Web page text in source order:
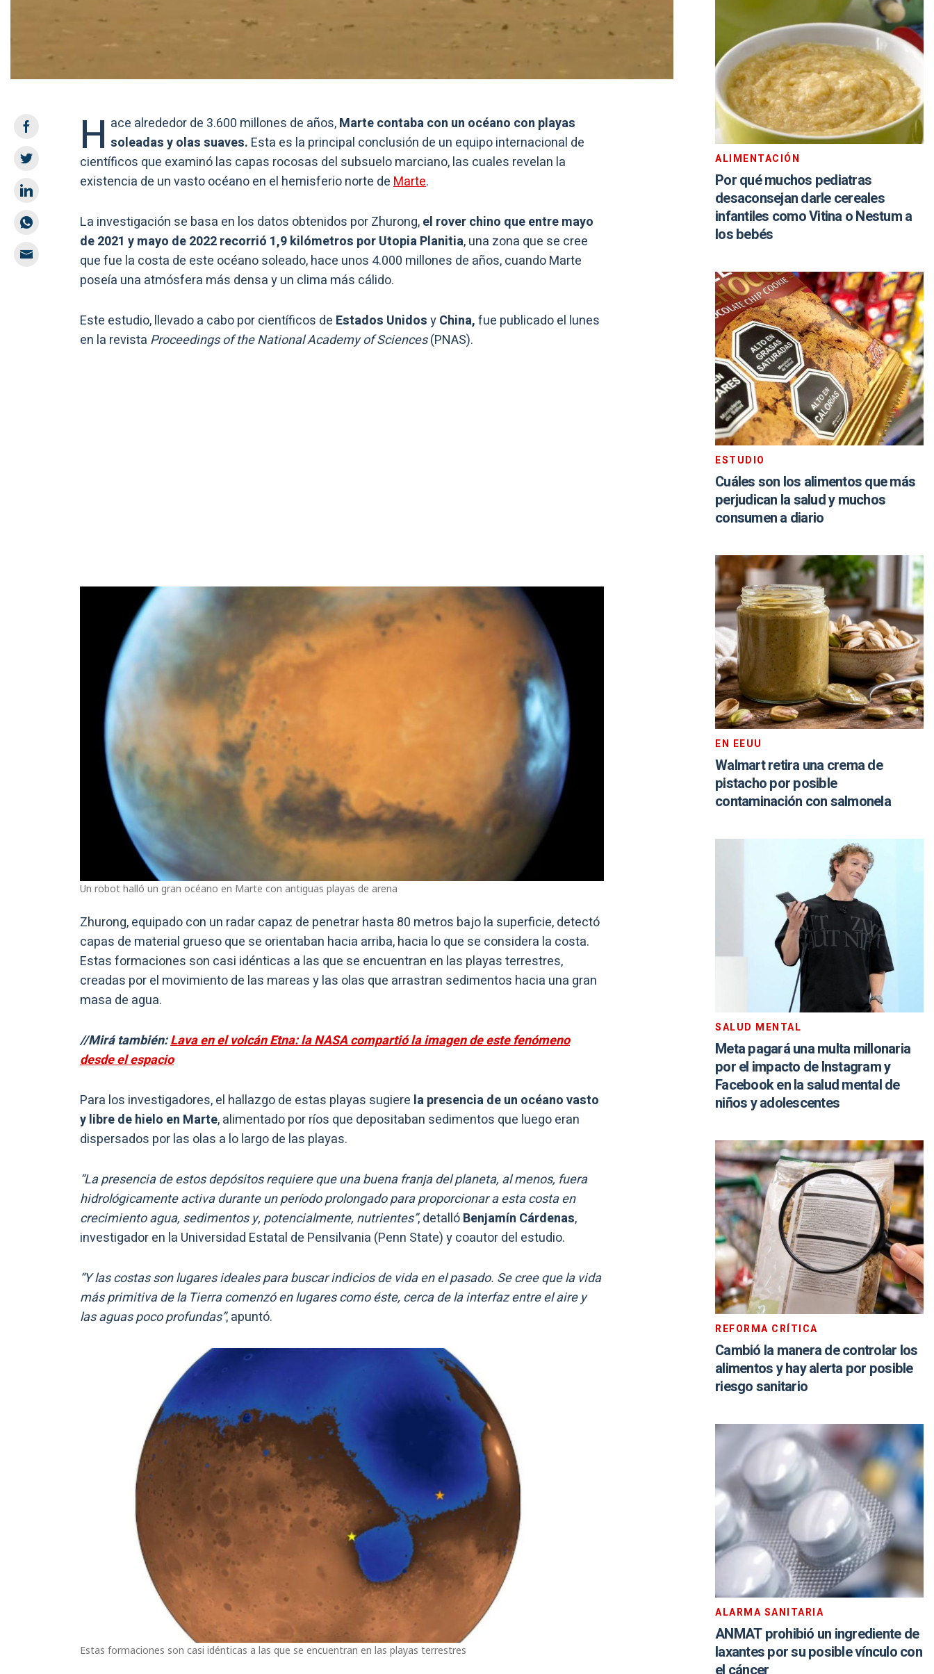
H ace alrededor de 3.600 millones de años,Marte contaba con un océano con playas
soleadas y olas suaves. Esta es la principal conclusión de un equipo internacional de
científicos que examinó las capas rocosas del subsuelo marciano, las cuales revelan la
existencia de un vasto océano en el hemisferio norte deMarte.
La investigación se basa en los datos obtenidos por Zhurong,el rover chino que entre mayo
de 2021 y mayo de 2022 recorrió 1,9 kilómetros por Utopia Planitia, una zona que se cree
que fue la costa de este océano soleado, hace unos 4.000 millones de años, cuando Marte
poseía una atmósfera más densa y un clima más cálido.
Este estudio, llevado a cabo por científicos de Estados UnidosyChina,fue publicado el lunes
en la revista Proceedings of the National Academy of Sciences(PNAS).
Un robot halló un gran océano en Marte con antiguas playas de arena
Zhurong, equipado con un radar capaz de penetrar hasta 80 metros bajo la superficie, detectó
capas de material grueso que se orientaban hacia arriba, hacia lo que se considera la costa.
Estas formaciones son casi idénticas a las que se encuentran en las playas terrestres,
creadas por el movimiento de las mareas y las olas que arrastran sedimentos hacia una gran
masa de agua.
//Mirá también:Lava en el volcán Etna: la NASA compartió la imagen de este fenómeno
desde el espacio
Para los investigadores, el hallazgo de estas playas sugiere la presencia de un océano vasto
y libre de hielo en Marte, alimentado por ríos que depositaban sedimentos que luego eran
dispersados por las olas a lo largo de las playas.
“La presencia de estos depósitos requiere que una buena franja del planeta, al menos, fuera
hidrológicamente activa durante un período prolongado para proporcionar a esta costa en
crecimiento agua, sedimentos y, potencialmente, nutrientes”, detallóBenjamín Cárdenas,
investigador en la Universidad Estatal de Pensilvania (Penn State) y coautor del estudio.
“Y las costas son lugares ideales para buscar indicios de vida en el pasado. Se cree que la vida
más primitiva de la Tierra comenzó en lugares como éste, cerca de la interfaz entre el aire y
las aguas poco profundas”, apuntó.
Estas formaciones son casi idénticas a las que se encuentran en las playas terrestres
ALIMENTACIÓN
Por qué muchos pediatras
desaconsejan darle cereales
infantiles como Vitina o Nestum a
los bebés
ESTUDIO
Cuáles son los alimentos que más
perjudican la salud y muchos
consumen a diario
EN EEUU
Walmart retira una crema de
pistacho por posible
contaminación con salmonela
SALUD MENTAL
Meta pagará una multa millonaria
por el impacto de Instagram y
Facebook en la salud mental de
niños y adolescentes
REFORMA CRÍTICA
Cambió la manera de controlar los
alimentos y hay alerta por posible
riesgo sanitario
ALARMA SANITARIA
ANMAT prohibió un ingrediente de
laxantes por su posible vínculo con